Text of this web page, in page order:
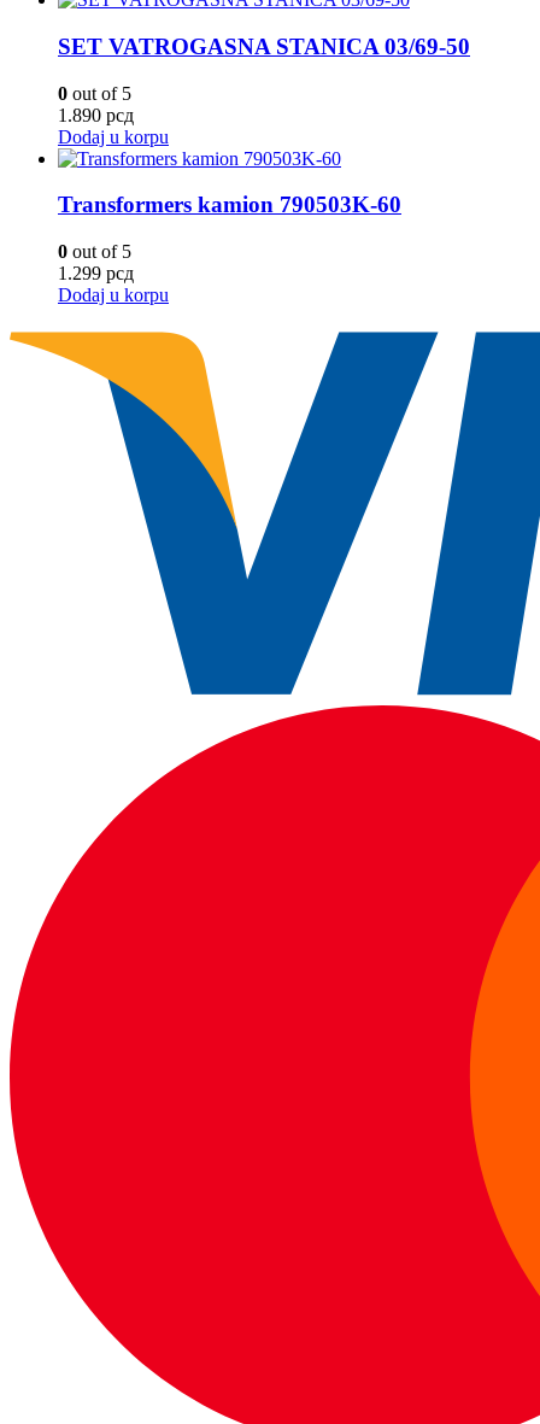
SET VATROGASNA STANICA 03/69-50
0 out of 5
1.890 рсд
Dodaj u korpu
Transformers kamion 790503K-60
0 out of 5
1.299 рсд
Dodaj u korpu